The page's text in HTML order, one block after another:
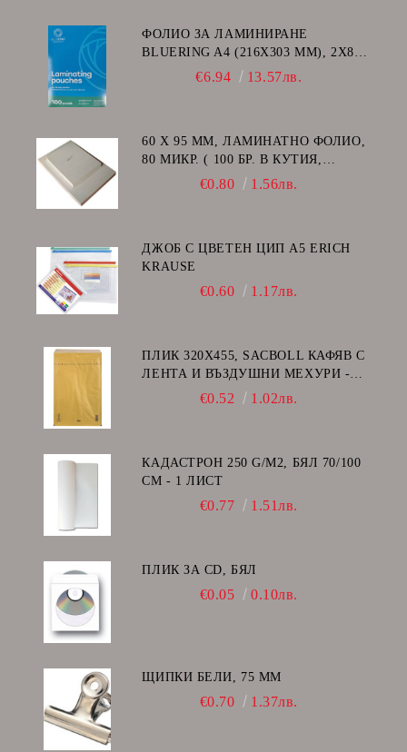
ФОЛИО ЗА ЛАМИНИРАНЕ
BLUERING A4 (216X303 MM), 2X80
МИКРОНА 100 БР.
€6.94 13.57лв.
60 Х 95 ММ, ЛАМИНАТНО ФОЛИО,
80 МИКР. ( 100 БР. В КУТИЯ,
€0.80 1.56лв.
ДЖОБ С ЦВЕТЕН ЦИП A5 ERICH
KRAUSE
€0.60 1.17лв.
ПЛИК 320Х455, SACBOLL КАФЯВ С
ЛЕНТА И ВЪЗДУШНИ МЕХУРИ -
€0.52 1.02лв.
КАДАСТРОН 250 G/M2, БЯЛ 70/100
СМ - 1 ЛИСТ
€0.77 1.51лв.
ПЛИК ЗА CD, БЯЛ
€0.05 0.10лв.
ЩИПКИ БЕЛИ, 75 ММ
€0.70 1.37лв.